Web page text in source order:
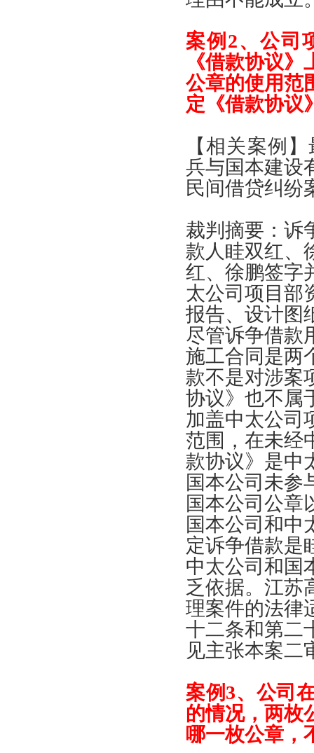
案例 2、 公司
《借款协议》
公章的使用范
定 《借款协议
【相关案例 】
兵与国本建设
民间借贷纠纷
裁判摘要 ： 诉
款人眭双红、
红、 徐鹏签字
太公司项目部
报告、 设计图
尽管诉争借款
施工合同是两
款不是对涉案
协议》 也不属
加盖中太公司
范围 ， 在未经
款协议》 是中
国本公司未参
国本公司公章
国本公司和中
定诉争借款是
中太公司和国
乏依据。 江苏
理案件的法律
十二条和第二
见主张本案二
案例3、 公司
的情况， 两枚
哪一枚公章 ，